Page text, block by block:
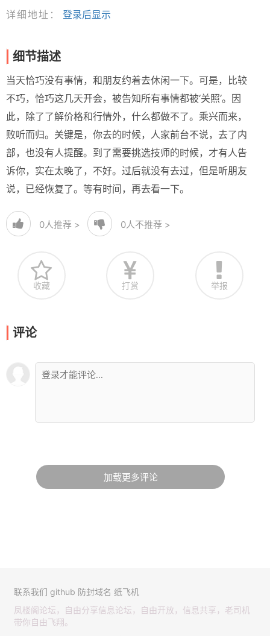
详细地址：
登录后显示
细节描述
当天恰巧没有事情，和朋友约着去休闲一下。可是，比较
不巧，恰巧这几天开会，被告知所有事情都被‘关照‘。因
此，除了了解价格和行情外，什么都做不了。乘兴而来，
败听而归。关键是，你去的时候，人家前台不说，去了内
部，也没有人提醒。到了需要挑选技师的时候，才有人告
诉你，实在太晚了，不好。过后就没有去过，但是听朋友
说，已经恢复了。等有时间，再去看一下。
0人推荐 > 0人不推荐 >
收藏 打赏 举报
评论
加载更多评论
联系我们 github 防封域名 纸飞机
凤楼阁论坛，自由分享信息论坛，自由开放，信息共享，老司机
带你自由飞翔。